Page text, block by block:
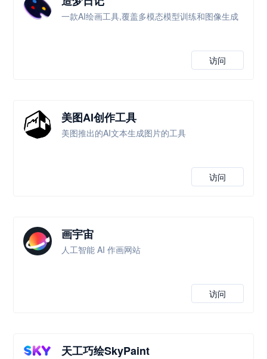
一款AI绘画工具,覆盖多模态模型训练和图像生成
访问
美图AI创作工具
美图推出的AI文本生成图片的工具
访问
画宇宙
人工智能 AI 作画网站
访问
天工巧绘SkyPaint